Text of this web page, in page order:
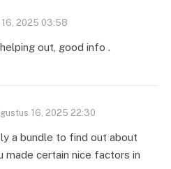
2025 03:58
out, good info .
16, 2025 22:30
a bundle to find out about
made certain nice factors in